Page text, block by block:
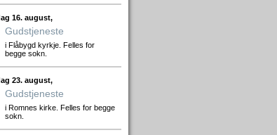
16. august,
Gudstjeneste
i Flåbygd kyrkje. Felles for
begge sokn.
23. august,
Gudstjeneste
i Romnes kirke. Felles for begge
sokn.